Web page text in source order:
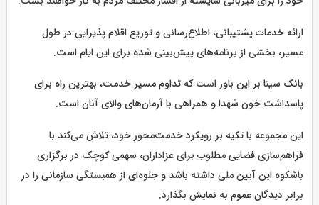
ارائه خدمات پشتیبانی، اطلاع‌رسانی و توزیع اقلام پذیرایی در طول
مسیر، بخشی از برنامه‌های پیش‌بینی شده برای این ایام است.
بانک سینا بر این باور است که تداوم مسیر خدمت، بهترین راه برای
پاسداشت خون شهدا و همراهی با آرمان‌های والای آنان است.
این مجموعه با تکیه بر رویکرد خدمت‌محور خود، تلاش می‌کند با
فراهم‌سازی فضایی مطلوب برای عزاداران، سهمی کوچک در برگزاری
باشکوه این آیین ملی داشته باشد و جلوه‌ای از همبستگی سازمانی را در
برابر دیدگان عموم به نمایش بگذارد.